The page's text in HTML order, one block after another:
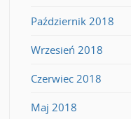
Październik 2018
Wrzesień 2018
Czerwiec 2018
Maj 2018